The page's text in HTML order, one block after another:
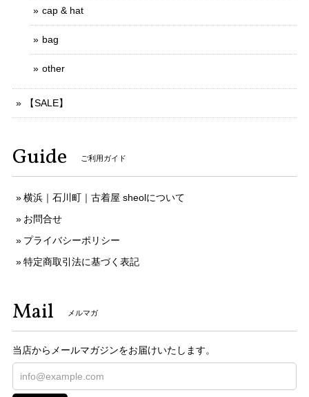
cap & hat
bag
other
【SALE】
Guide ご利用ガイド
横浜｜石川町｜古着屋 sheolについて
お問合せ
プライバシーポリシー
特定商取引法に基づく表記
Mail メルマガ
当店からメールマガジンをお届けいたします。